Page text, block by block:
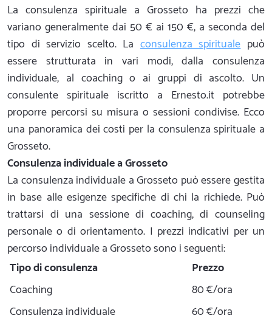
La consulenza spirituale a Grosseto ha prezzi che
variano generalmente dai 50 € ai 150 €, a seconda del
tipo di servizio scelto. Laconsulenza spiritualepuò
essere strutturata in vari modi, dalla consulenza
individuale, al coaching o ai gruppi di ascolto. Un
consulente spirituale iscritto a Ernesto.it potrebbe
proporre percorsi su misura o sessioni condivise. Ecco
una panoramica dei costi per la consulenza spirituale a
Grosseto.
Consulenza individuale a Grosseto
La consulenza individuale a Grosseto può essere gestita
in base alle esigenze specifiche di chi la richiede. Può
trattarsi di una sessione di coaching, di counseling
personale o di orientamento. I prezzi indicativi per un
percorso individuale a Grosseto sono i seguenti:
Tipo di consulenza
Prezzo
Coaching
80 €/ora
Consulenza individuale
60 €/ora